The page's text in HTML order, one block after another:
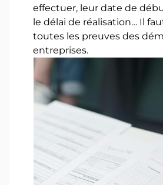
effectuer, leur date de
le délai de réalisation… Il
toutes les preuves des
entreprises.